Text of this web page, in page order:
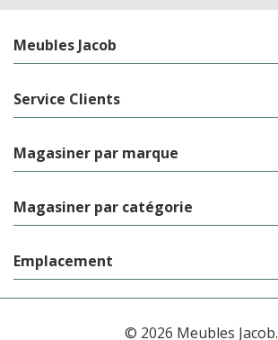
Meubles Jacob
Service Clients
Magasiner par marque
Magasiner par catégorie
Emplacement
© 2026 Meubles Jacob.